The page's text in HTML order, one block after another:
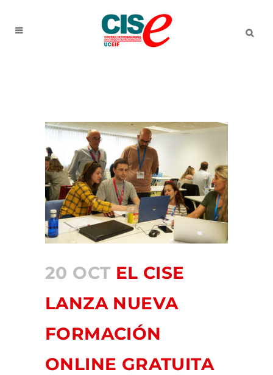
20 OCT EL CISE
LANZA NUEVA
FORMACIÓN
ONLINE GRATUITA